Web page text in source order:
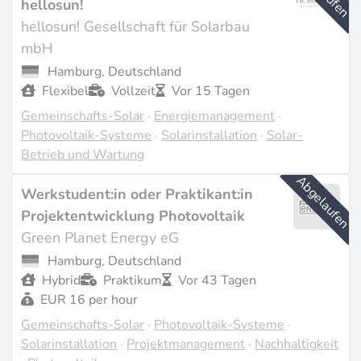
Solaranlagen, darunter Gemeinschaftsprojekte.
metergrid hat Anfang 2025 Deutschlands größtes
Mieterstromprojekt in Kooperation mit drei Berliner
Wohnungsbaugenossenschaften gestartet.
Energyexpandiert in den deutschen Markt mit
gemeinschaftlichen Stromtarifen. Mehr als 800
Energiegenossenschaften sind in Deutschland aktiv,
wobei viele von ihnen Fachkräfte für den Betrieb und
die Erweiterung bestehender Anlagen suchen.
Regulatorischer Rahmen
Neben dem klassischen Mieterstrom (Strom vom Dach
an Mieter im selben Gebäude) existiert seit dem
Energiewirtschaftsgesetz die gemeinschaftliche
Gebäudeversorgung als vereinfachtes Modell. Die
dena hat 2025 einenLeitfaden für Energy Sharing
hellosun!
hellosun! Gesellschaft für Solarbau
mbH
Hamburg, Deutschland
Flexibel
Vollzeit
Vor 15 Tagen
Gemeinschafts-Solar · Energiemanagement ·
Photovoltaik-Systeme · Solarinstallation · Solar-
Betrieb und Wartung
Abgelaufen
Werkstudent:in oder Praktikant:in
Projektentwicklung Photovoltaik
Green Planet Energy eG
Hamburg, Deutschland
Hybrid
Praktikum
Vor 43 Tagen
EUR 16 per hour
Gemeinschafts-Solar · Photovoltaik-Systeme ·
Solarinstallation · Projektmanagement · Nachhaltigkeit